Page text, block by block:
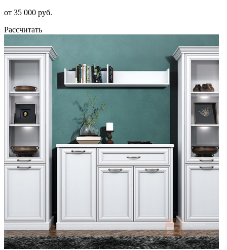
от 35 000 руб.
Рассчитать